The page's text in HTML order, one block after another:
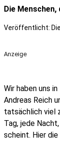
Die
Veröffentlicht:
Anzeige
Wir haben uns
Andreas Reich
tatsächlich viel
Tag, jede
scheint. Hier die